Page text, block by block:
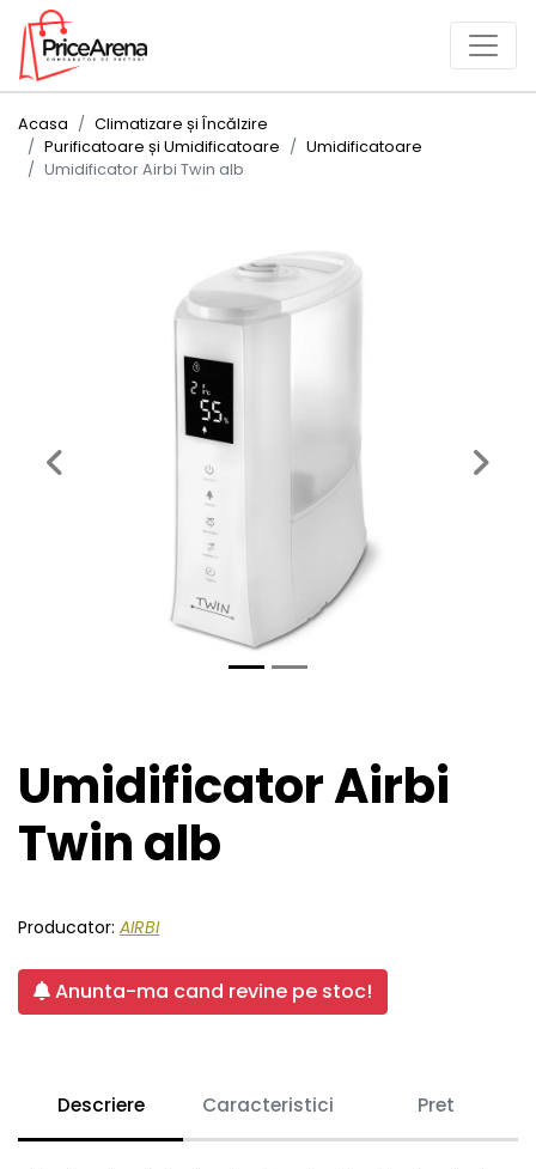
Acasa
Climatizare și Încălzire
Purificatoare și Umidificatoare
Umidificatoare
Umidificator Airbi Twin alb
Previous Next
Umidificator Airbi
Twin alb
Producator: AIRBI
Anunta-ma cand revine pe stoc!
Descriere Caracteristici Pret